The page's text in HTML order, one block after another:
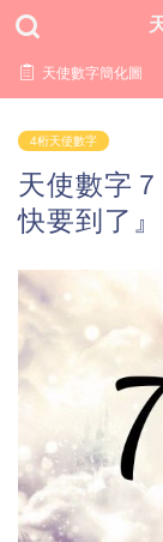
天使數字簡化圖
4桁天使數字
天使數字
快要到了』